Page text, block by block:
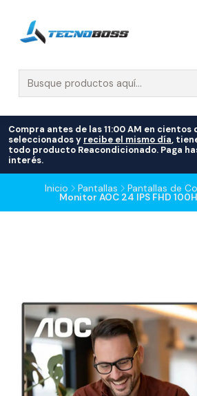
Compra antes de las 11:00 AM en
seleccionados y recibe el mismo día,
todo producto Reacondicionado. Paga
interés.
Inicio Pantallas Pantallas de
Monitor AOC 24 IPS FHD